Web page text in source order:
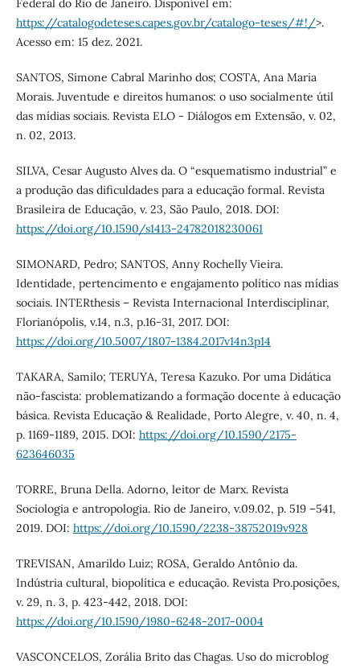
Federal do Rio de Janeiro. Disponível em:
https://catalogodeteses.capes.gov.br/catalogo-teses/#!/>.
Acesso em: 15 dez. 2021.
SANTOS, Simone Cabral Marinho dos; COSTA, Ana Maria
Morais. Juventude e direitos humanos: o uso socialmente útil
das mídias sociais. Revista ELO - Diálogos em Extensão, v. 02,
n. 02, 2013.
SILVA, Cesar Augusto Alves da. O “esquematismo industrial” e
a produção das dificuldades para a educação formal. Revista
Brasileira de Educação, v. 23, São Paulo, 2018. DOI:
https://doi.org/10.1590/s1413-24782018230061
SIMONARD, Pedro; SANTOS, Anny Rochelly Vieira.
Identidade, pertencimento e engajamento político nas mídias
sociais. INTERthesis – Revista Internacional Interdisciplinar,
Florianópolis, v.14, n.3, p.16-31, 2017. DOI:
https://doi.org/10.5007/1807-1384.2017v14n3p14
TAKARA, Samilo; TERUYA, Teresa Kazuko. Por uma Didática
não-fascista: problematizando a formação docente à educação
básica. Revista Educação & Realidade, Porto Alegre, v. 40, n. 4,
p. 1169-1189, 2015. DOI: https://doi.org/10.1590/2175-
623646035
TORRE, Bruna Della. Adorno, leitor de Marx. Revista
Sociologia e antropologia. Rio de Janeiro, v.09.02, p. 519 –541,
2019. DOI: https://doi.org/10.1590/2238-38752019v928
TREVISAN, Amarildo Luiz; ROSA, Geraldo Antônio da.
Indústria cultural, biopolítica e educação. Revista Pro.posições,
v. 29, n. 3, p. 423-442, 2018. DOI:
https://doi.org/10.1590/1980-6248-2017-0004
VASCONCELOS, Zorália Brito das Chagas. Uso do microblog